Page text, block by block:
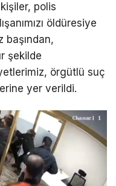
LinkedIn
Telegram
polis
öldüresiye
başından,
şekilde
örgütlü suç
yer verildi.